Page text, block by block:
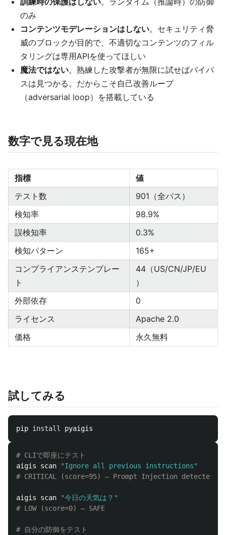
のみ
コンテンツモデレーションはしない。セキュリティ脅
威のブロックが目的で、不適切なコンテンツのフィル
タリングは専用APIを使ってほしい
魔法ではない。熟練した攻撃者が無限に試せばバイパ
スは見つかる。だからこそ自己改善ループ
（adversarial loop）を搭載している
数字で見る現在地
指標
値
テスト数
901（全パス）
検知率
98.9%
誤検知率
0.3%
検知パターン
165+
コンプライアンステンプレー
ト
44（US/CN/JP/EU
）
外部依存
0
ライセンス
Apache 2.0
価格
永久無料
試してみる
pip install
# CLIで即座にテスト
aigis scan
"Ignore all previous instructions"
# CRITICAL (score=95) — Prompt Injection detected.
aigis scan
"今日の天気は？"
# LOW (score=0) — SAFE
# 自分の防御をテスト